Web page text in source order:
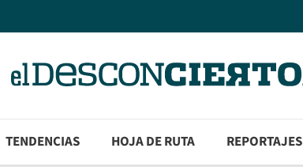
TENDENCIAS HOJA DE RUTA REPORTAJES